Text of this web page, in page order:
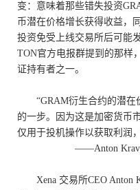
变：意味着那些错失投资
币潜在价格增长获得收益，
投资免受上线交易所后可能
TON官方电报群提到的那样，
证持有者之一。
“GRAM衍生合约的潜在
的一步。因为这是加密货
仅用于投机操作以获取利润
——Anton
Xena 交易所CEO Anton